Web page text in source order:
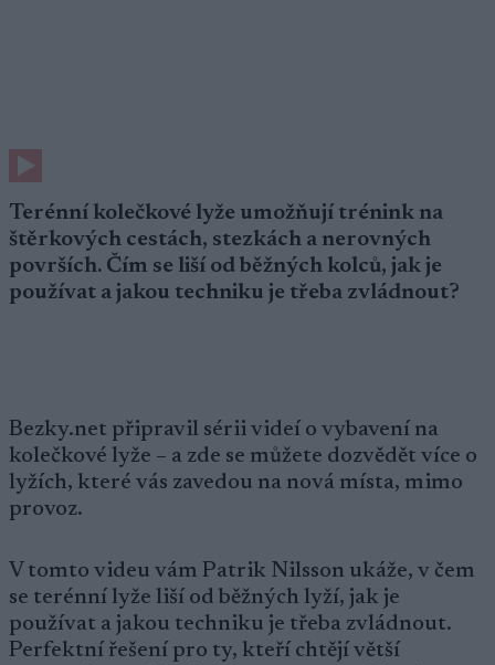
Terénní kolečkové lyže umožňují trénink na
štěrkových cestách, stezkách a nerovných
površích. Čím se liší od běžných kolců, jak je
používat a jakou techniku je třeba zvládnout?
Bezky.net připravil sérii videí o vybavení na
kolečkové lyže – a zde se můžete dozvědět více o
lyžích, které vás zavedou na nová místa, mimo
provoz.
V tomto videu vám Patrik Nilsson ukáže, v čem
se terénní lyže liší od běžných lyží, jak je
používat a jakou techniku je třeba zvládnout.
Perfektní řešení pro ty, kteří chtějí větší